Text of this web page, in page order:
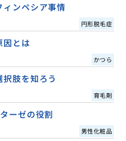
ィンペシア事情
円形脱毛症
因とは
かつら
肢を知ろう
育毛剤
ーゼの役割
男性化粧品